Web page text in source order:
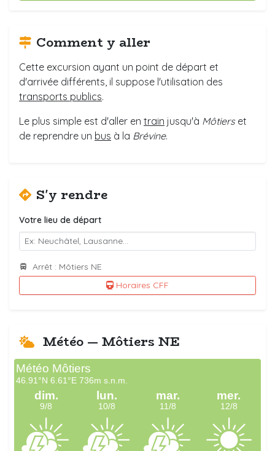
Comment y aller
Cette excursion ayant un point de départ et
d'arrivée différents, il suppose l'utilisation des
transports publics.
Le plus simple est d'aller en train jusqu'à Môtierset
de reprendre un bus à la Brévine.
S'y rendre
Votre lieu de départ
Arrêt : Môtiers NE
Horaires CFF
Météo — Môtiers NE